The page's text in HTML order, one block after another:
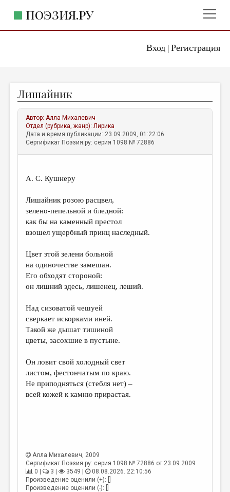
Вход| Регистрация
ПОЭЗИЯ.РУ
ЖАНРЫ
АВТОРЫ
КОММЕНТАРИИ
ЛИТСАЛОН
ОТДЕЛЫ И РУБРИКИ
ИЗБРАННОЕ
ПРОИЗВЕДЕНИЯ
ПЕРЕВОДЫ
ДЕТСКАЯ КОМНАТА
КНИЖНАЯ ПОЛКА
СТРАНИЦЫ ПАМЯТИ
ОБЪЯВЛЕНИЯ
МАЛАЯ ПРОЗА
ЭССЕИСТИКА
Лишайник
Автор:Алла Михалевич
Отдел (рубрика, жанр):Лирика
Дата и время публикации: 23.09.2009, 01:22:06
Сертификат Поэзия.ру: серия 1098 № 72886
А. С. Кушнеру
Лишайник розою расцвел,
зелено-пепельной и бледной:
как бы на каменный престол
взошел ущербный принц наследный.
Цвет этой зелени больной
на одиночестве замешан.
Его обходят стороной:
он лишний здесь, лишенец, леший.
Над сизоватой чешуей
сверкает искорками иней.
Такой же дышат тишиной
цветы, засохшие в пустыне.
Он ловит свой холодный свет
листом, фестончатым по краю.
Не приподняться (стебля нет) –
всей кожей к камню прирастая.
Алла Михалевич, 2009
Сертификат Поэзия.ру: серия 1098 № 72886 от 23.09.2009
0 |
3 | 3549 |
08.08.2026. 22:10:56
Произведение оценили (+): []
Произведение оценили (-): []